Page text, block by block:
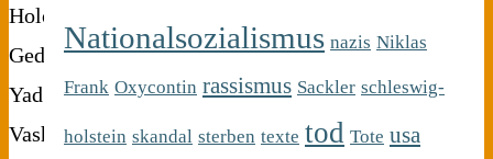
Holocaust
Gedenkstätte
Yad
Vashem
Nationalsozialismus nazis Niklas
Frank Oxycontin rassismus Sackler schleswig-
holstein skandal sterben texte tod Tote usa